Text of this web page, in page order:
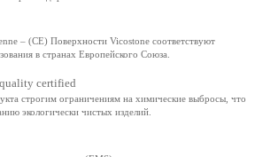
– (CE) Поверхности Vicostone соответствуют
в странах Европейского Союза.
certified
строгим ограничениям на химические выбросы, что
экологически чистых изделий.